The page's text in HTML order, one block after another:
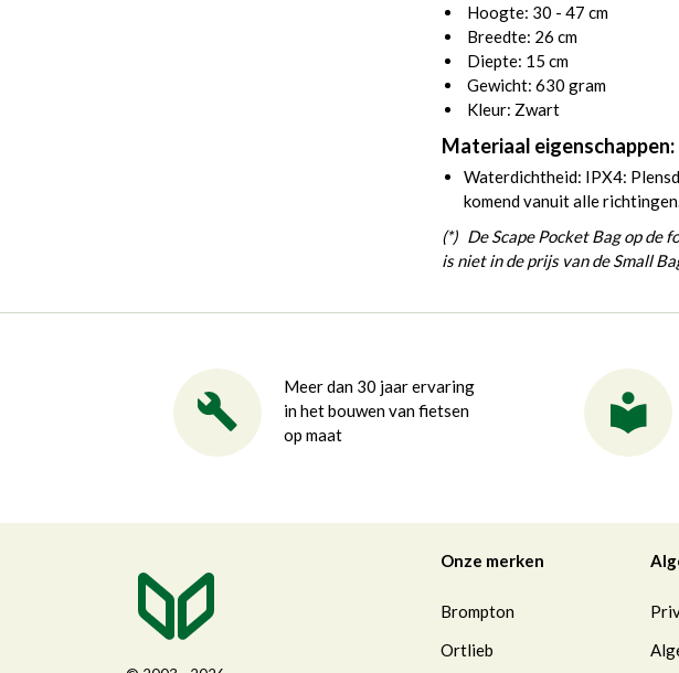
Hoogte: 30 - 47 cm
Breedte: 26 cm
Diepte: 15 cm
Gewicht: 630 gram
Kleur: Zwart
Materiaal eigenschappen:
Waterdichtheid: IPX4:
komend vanuit alle
(*) De Scape Pocket Bag op de
is niet in de prijs van de Small
Meer dan 30 jaar ervaring
in het bouwen van fietsen
op maat
Onze merken
Brompton
Ortlieb